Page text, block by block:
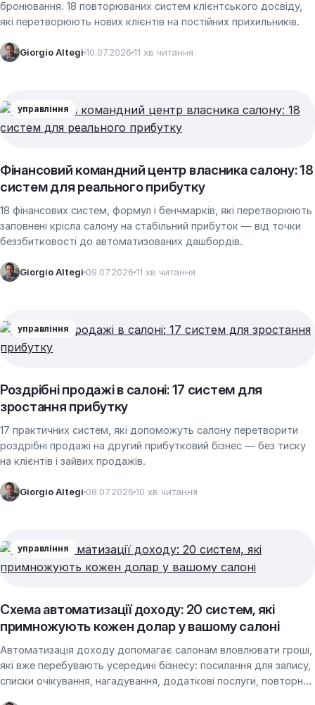
бронювання. 18 повторюваних систем клієнтського досвіду,
які перетворюють нових клієнтів на постійних прихильників.
Giorgio Altegi 10.07.2026 11 хв читання
управління
Фінансовий командний центр власника салону: 18
систем для реального прибутку
18 фінансових систем, формул і бенчмарків, які перетворюють
заповнені крісла салону на стабільний прибуток — від точки
беззбитковості до автоматизованих дашбордів.
Giorgio Altegi 09.07.2026 11 хв читання
управління
Роздрібні продажі в салоні: 17 систем для
зростання прибутку
17 практичних систем, які допоможуть салону перетворити
роздрібні продажі на другий прибутковий бізнес — без тиску
на клієнтів і зайвих продажів.
Giorgio Altegi 08.07.2026 10 хв читання
управління
Схема автоматизації доходу: 20 систем, які
примножують кожен долар у вашому салоні
Автоматизація доходу допомагає салонам вловлювати гроші,
які вже перебувають усередині бізнесу: посилання для запису,
списки очікування, нагадування, додаткові послуги, повторний